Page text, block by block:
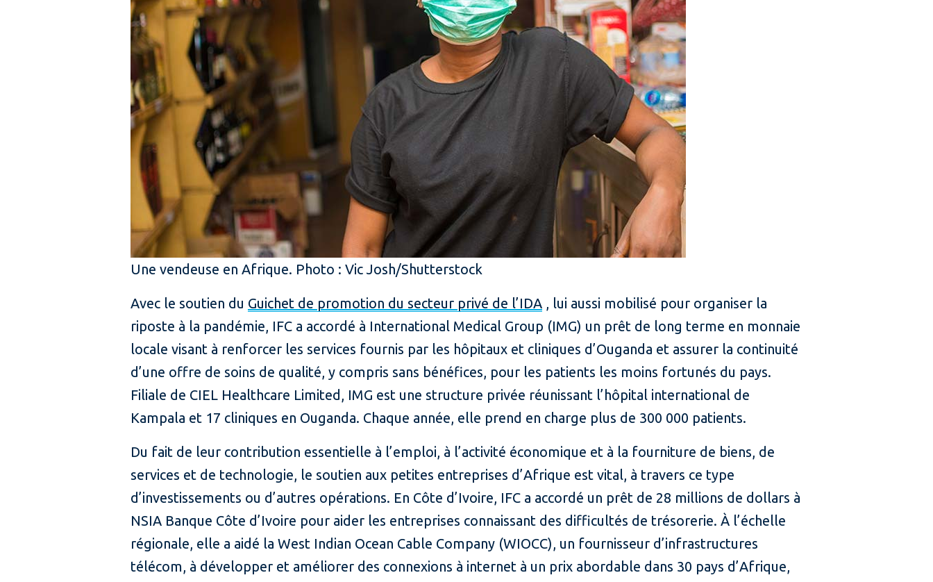
Une vendeuse en Afrique. Photo : Vic Josh/Shutterstock
Avec le soutien du Guichet de promotion du secteur privé de l’IDA , lui aussi mobilisé pour organiser la
riposte à la pandémie, IFC a accordé à International Medical Group (IMG) un prêt de long terme en monnaie
locale visant à renforcer les services fournis par les hôpitaux et cliniques d’Ouganda et assurer la continuité
d’une offre de soins de qualité, y compris sans bénéfices, pour les patients les moins fortunés du pays.
Filiale de CIEL Healthcare Limited, IMG est une structure privée réunissant l’hôpital international de
Kampala et 17 cliniques en Ouganda. Chaque année, elle prend en charge plus de 300 000 patients.
Du fait de leur contribution essentielle à l’emploi, à l’activité économique et à la fourniture de biens, de
services et de technologie, le soutien aux petites entreprises d’Afrique est vital, à travers ce type
d’investissements ou d’autres opérations. En Côte d’Ivoire, IFC a accordé un prêt de 28 millions de dollars à
NSIA Banque Côte d’Ivoire pour aider les entreprises connaissant des difficultés de trésorerie. À l’échelle
régionale, elle a aidé la West Indian Ocean Cable Company (WIOCC), un fournisseur d’infrastructures
télécom, à développer et améliorer des connexions à internet à un prix abordable dans 30 pays d’Afrique,